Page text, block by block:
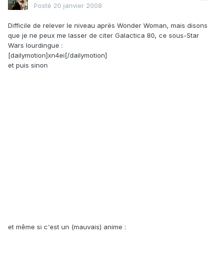
Posté 20 janvier 2008
Difficile de relever le niveau après Wonder Woman, mais disons
que je ne peux me lasser de citer Galactica 80, ce sous-Star
Wars lourdingue :
[dailymotion]xn4ei[/dailymotion]
et puis sinon
et même si c'est un (mauvais) anime :